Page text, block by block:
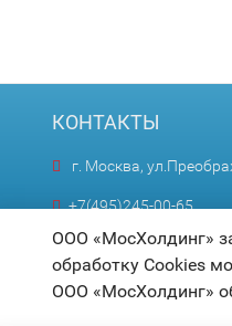
КОНТАКТЫ
г. Москва,
+7(495)245-00-65
Пн—Пт 9:00—18:00
info@mosholding.ru
ООО «МосХолдинг»
обработку Cookies
ООО «МосХолдинг»